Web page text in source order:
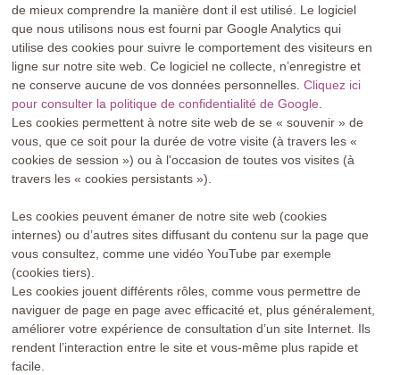
de mieux comprendre la manière dont il est utilisé. Le logiciel
que nous utilisons nous est fourni par Google Analytics qui
utilise des cookies pour suivre le comportement des visiteurs en
ligne sur notre site web. Ce logiciel ne collecte, n’enregistre et
ne conserve aucune de vos données personnelles.Cliquez ici
pour consulter la politique de confidentialité de Google.
Les cookies permettent à notre site web de se « souvenir » de
vous, que ce soit pour la durée de votre visite (à travers les «
cookies de session ») ou à l'occasion de toutes vos visites (à
travers les « cookies persistants »).
Les cookies peuvent émaner de notre site web (cookies
internes) ou d’autres sites diffusant du contenu sur la page que
vous consultez, comme une vidéo YouTube par exemple
(cookies tiers).
Les cookies jouent différents rôles, comme vous permettre de
naviguer de page en page avec efficacité et, plus généralement,
améliorer votre expérience de consultation d’un site Internet. Ils
rendent l’interaction entre le site et vous-même plus rapide et
facile.